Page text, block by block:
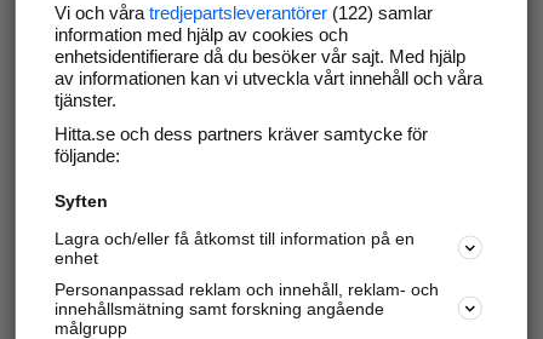
kunder i ditt närområde. Helt kostnadsfritt.
Uppdatera din företagsinformation
Svara på och hantera dina omdömen
Har du redan verifierat ditt företag? Logga in
Vi och våra tredjepartsleverantörer(122) samlar
information med hjälp av cookies och
enhetsidentifierare då du besöker vår sajt. Med hjälp
av informationen kan vi utveckla vårt innehåll och våra
tjänster.
Hitta.se och dess partners kräver samtycke för
följande:
Syften
Lagra och/eller få åtkomst till information på en
enhet
Personanpassad reklam och innehåll, reklam- och
innehållsmätning samt forskning angående
målgrupp